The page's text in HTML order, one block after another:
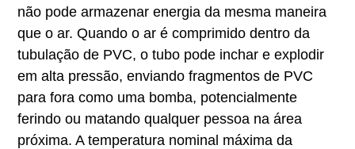
não pode armazenar energia da mesma maneira
que o ar. Quando o ar é comprimido dentro da
tubulação de PVC, o tubo pode inchar e explodir
em alta pressão, enviando fragmentos de PVC
para fora como uma bomba, potencialmente
ferindo ou matando qualquer pessoa na área
próxima. A temperatura nominal máxima da